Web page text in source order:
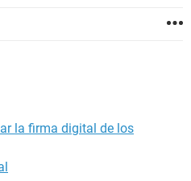
la firma digital de los